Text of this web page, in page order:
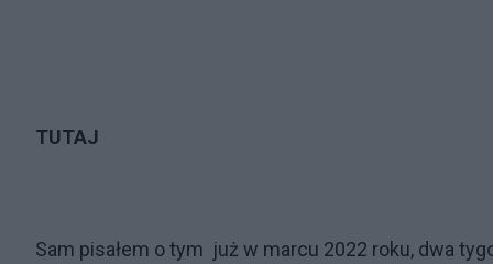
TUTAJ
Sam pisałem o tym już w marcu 2022 roku, dwa